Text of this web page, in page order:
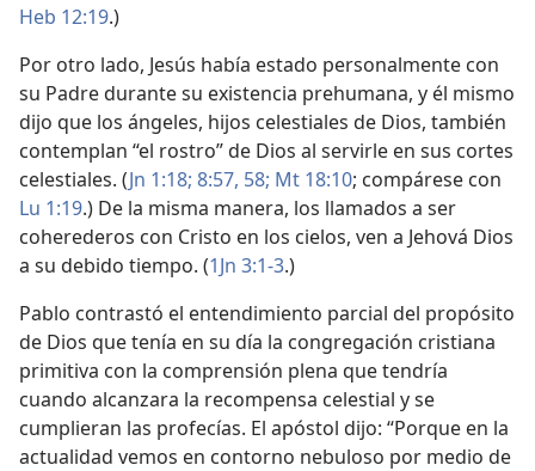
Heb 12:19.)
Por otro lado, Jesús había estado personalmente con
su Padre durante su existencia prehumana, y él mismo
dijo que los ángeles, hijos celestiales de Dios, también
contemplan “el rostro” de Dios al servirle en sus cortes
celestiales. (Jn 1:18; 8:57, 58; Mt 18:10; compárese con
Lu 1:19.) De la misma manera, los llamados a ser
coherederos con Cristo en los cielos, ven a Jehová Dios
a su debido tiempo. (1Jn 3:1-3.)
Pablo contrastó el entendimiento parcial del propósito
de Dios que tenía en su día la congregación cristiana
primitiva con la comprensión plena que tendría
cuando alcanzara la recompensa celestial y se
cumplieran las profecías. El apóstol dijo: “Porque en la
actualidad vemos en contorno nebuloso por medio de